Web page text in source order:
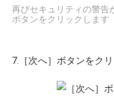
再びセキュリティの警告
ボタンをクリックします
7.［次へ］ボタンをクリ